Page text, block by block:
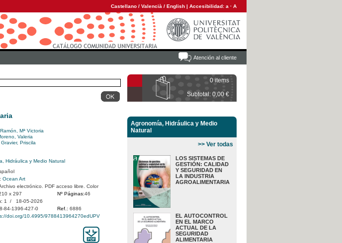
Castellano / Valencià / English | Accesibilidad: a · A
Atención al cliente
0 items
Subtotal: 0,00 €
Agronomía, Hidráulica y Medio
Natural
>> Ver todas
LOS SISTEMAS DE
GESTIÓN: CALIDAD
Y SEGURIDAD EN
LA INDUSTRIA
AGROALIMENTARIA
EL AUTOCONTROL
EN EL MARCO
ACTUAL DE LA
SEGURIDAD
ALIMENTARIA
Mª Victoria
Valeria
Priscila
Hidráulica y Medio Natural
Ocean Art
electrónico. PDF acceso libre. Color
x 297 Nº Páginas:46
1 / 18-05-2026
84-1396-427-0 Ref.: 6886
doi.org/10.4995/9788413964270edUPV